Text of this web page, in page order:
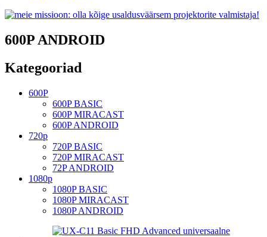
600P ANDROID
Kategooriad
600P
600P BASIC
600P MIRACAST
600P ANDROID
720p
720P BASIC
720P MIRACAST
72P ANDROID
1080p
1080P BASIC
1080P MIRACAST
1080P ANDROID